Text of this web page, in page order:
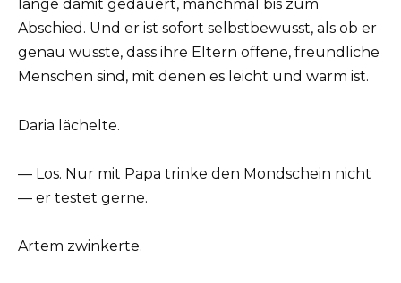
lange damit gedauert, manchmal bis zum
Abschied. Und er ist sofort selbstbewusst, als ob er
genau wusste, dass ihre Eltern offene, freundliche
Menschen sind, mit denen es leicht und warm ist.
Daria lächelte.
— Los. Nur mit Papa trinke den Mondschein nicht
— er testet gerne.
Artem zwinkerte.